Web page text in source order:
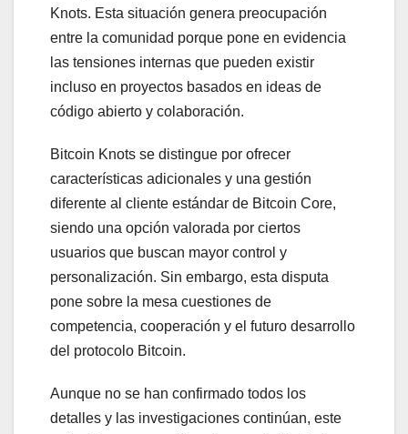
Knots. Esta situación genera preocupación
entre la comunidad porque pone en evidencia
las tensiones internas que pueden existir
incluso en proyectos basados en ideas de
código abierto y colaboración.
Bitcoin Knots se distingue por ofrecer
características adicionales y una gestión
diferente al cliente estándar de Bitcoin Core,
siendo una opción valorada por ciertos
usuarios que buscan mayor control y
personalización. Sin embargo, esta disputa
pone sobre la mesa cuestiones de
competencia, cooperación y el futuro desarrollo
del protocolo Bitcoin.
Aunque no se han confirmado todos los
detalles y las investigaciones continúan, este